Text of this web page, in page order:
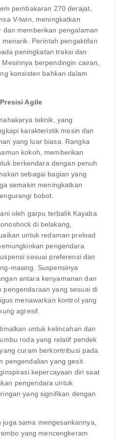
pembakaran 270 derajat,
V-twin, meningkatkan
dan memberikan pengalaman
Perintah pengaktifan
peningkatan traksi dan
berpendingin cairan,
konsisten bahkan dalam
Agile
teknik, yang
karakteristik mesin dan
yang luar biasa. Rangka
kokoh, memberikan
berkendara dengan penuh
sebagai bagian yang
semakin meningkatkan
bobot.
oleh garpu terbalik Kayaba
di belakang,
untuk redaman preload
pengendara
sesuai preferensi dan
masing. Suspensinya
antara kenyamanan dan
pengendaraan yang sesuai di
menawarkan kontrol yang
agresif.
untuk kelincahan dan
roda yang relatif pendek
curam berkontribusi pada
pengendalian yang gesit.
kepercayaan diri saat
pengendara untuk
yang signifikan dengan
juga sama mengesankannya,
yang mencengkeram